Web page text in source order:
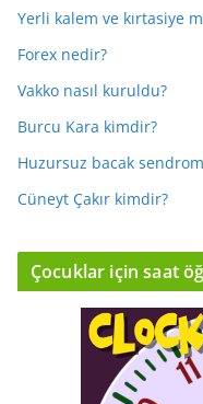
Yerli kalem ve kırtasiye
Forex nedir?
Vakko nasıl kuruldu?
Burcu Kara kimdir?
Huzursuz bacak
Cüneyt Çakır kimdir?
Çocuklar için saat